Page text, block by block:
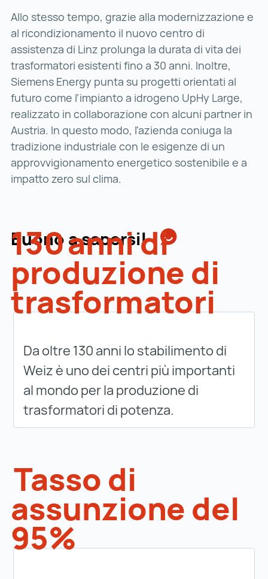
Allo stesso tempo, grazie alla modernizzazione e
al ricondizionamento il nuovo centro di
assistenza di Linz prolunga la durata di vita dei
trasformatori esistenti fino a 30 anni. Inoltre,
Siemens Energy punta su progetti orientati al
futuro come l’impianto a idrogeno UpHy Large,
realizzato in collaborazione con alcuni partner in
Austria. In questo modo, l'azienda coniuga la
tradizione industriale con le esigenze di un
approvvigionamento energetico sostenibile e a
impatto zero sul clima.
Buono a sapersi!
130anni di
produzione di
trasformatori
Da oltre 130 anni lo stabilimento di
Weiz è uno dei centri più importanti
al mondo per la produzione di
trasformatori di potenza.
Tasso di
assunzione del
95%